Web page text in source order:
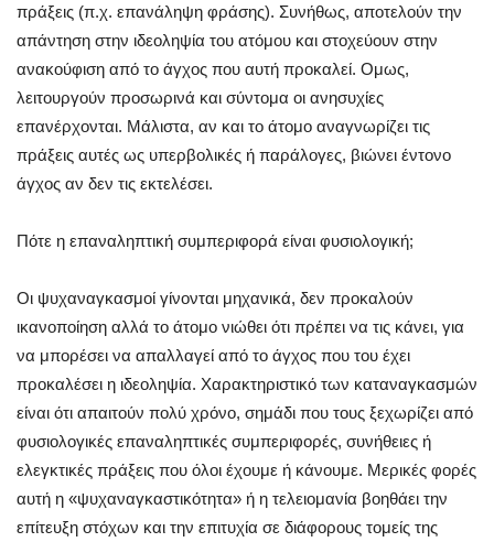
πράξεις (π.χ. επανάληψη φράσης). Συνήθως, αποτελούν την
απάντηση στην ιδεοληψία του ατόμου και στοχεύουν στην
ανακούφιση από το άγχος που αυτή προκαλεί. Ομως,
λειτουργούν προσωρινά και σύντομα οι ανησυχίες
επανέρχονται. Μάλιστα, αν και το άτομο αναγνωρίζει τις
πράξεις αυτές ως υπερβολικές ή παράλογες, βιώνει έντονο
άγχος αν δεν τις εκτελέσει.
Πότε η επαναληπτική συμπεριφορά είναι φυσιολογική;
Οι ψυχαναγκασμοί γίνονται μηχανικά, δεν προκαλούν
ικανοποίηση αλλά το άτομο νιώθει ότι πρέπει να τις κάνει, για
να μπορέσει να απαλλαγεί από το άγχος που του έχει
προκαλέσει η ιδεοληψία. Χαρακτηριστικό των καταναγκασμών
είναι ότι απαιτούν πολύ χρόνο, σημάδι που τους ξεχωρίζει από
φυσιολογικές επαναληπτικές συμπεριφορές, συνήθειες ή
ελεγκτικές πράξεις που όλοι έχουμε ή κάνουμε. Μερικές φορές
αυτή η «ψυχαναγκαστικότητα» ή η τελειομανία βοηθάει την
επίτευξη στόχων και την επιτυχία σε διάφορους τομείς της